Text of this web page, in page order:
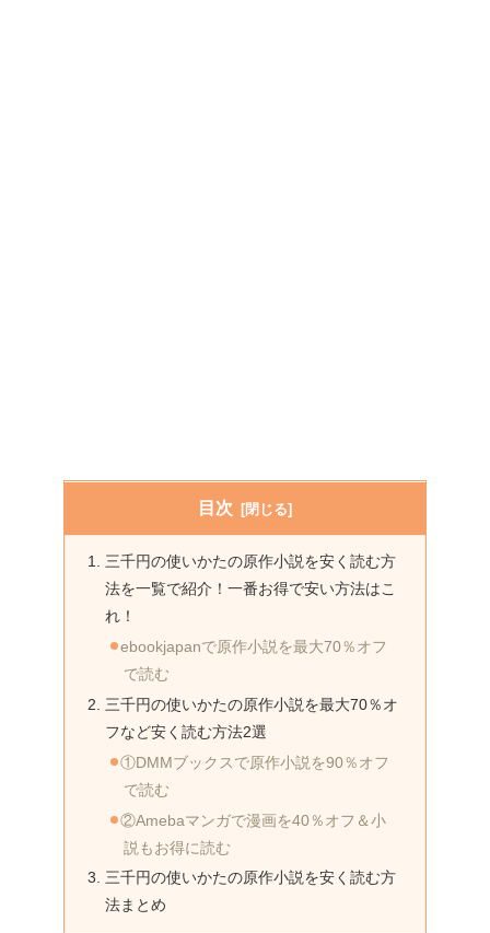
目次
三千円の使いかたの原作小説を安く読む方
法を一覧で紹介！一番お得で安い方法はこ
れ！
ebookjapanで原作小説を最大70％オフ
で読む
三千円の使いかたの原作小説を最大70％オ
フなど安く読む方法2選
①DMMブックスで原作小説を90％オフ
で読む
②Amebaマンガで漫画を40％オフ＆小
説もお得に読む
三千円の使いかたの原作小説を安く読む方
法まとめ